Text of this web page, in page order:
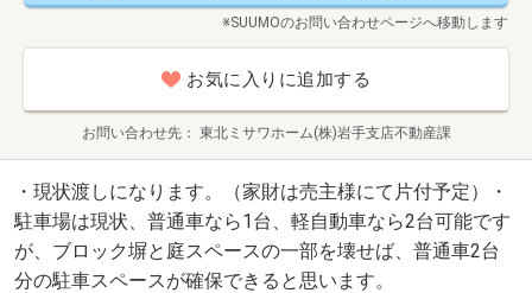
※SUUMOのお問い合わせページへ移動します
お気に入りに追加する
お問い合わせ先 東北ミサワホーム(株)岩手支店不動産課
・現状渡しになります。（家財は売主様にて片付予定）・
駐車場は現状、普通車なら1台、軽自動車なら2台可能です
が、ブロック塀と庭スペースの一部を壊せば、普通車2台
分の駐車スペースが確保できると思います。